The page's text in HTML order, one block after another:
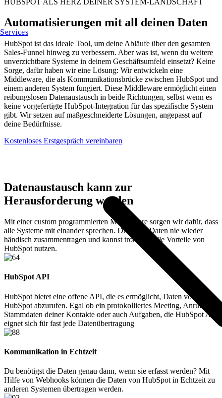
Services
Automatisierungen mit all deinen Daten
HubSpot ist das ideale Tool, um deine Abläufe über den gesamten
Sales-Funnel hinweg zu verbessern. Aber was ist, wenn du weitere
unverzichtbare Systeme in deinem Geschäftsumfeld einsetzt? Keine
Sorge, dafür haben wir eine Lösung: Wir entwickeln eine
Middleware, die als Kommunikationsbrücke zwischen HubSpot und
einem anderen System fungiert. Diese Middleware ermöglicht einen
reibungslosen Datenaustausch in beide Richtungen, selbst wenn es
keine vorgefertigte HubSpot-Integration für das spezifische System
gibt. Wir setzen auf maßgeschneiderte Lösungen, angepasst auf
deine Bedürfnisse.
Kostenloses Erstgespräch vereinbaren
Datenaustausch kann zur
Herausforderung werden
Mit einer custom programmierten Middleware sorgen wir dafür, dass
alle Systeme mit einander sprechen. Du musst Daten nie wieder
händisch zusammentragen und kannst trotzdem alle Vorteile von
HubSpot nutzen.
HubSpot API
HubSpot bietet eine offene API, die es ermöglicht, Daten von
HubSpot abzurufen. Egal ob ein protokolliertes Meeting, Anrufe,
Stammdaten deiner Kontakte oder auch Aufgaben, die HubSpot API
eignet sich für fast jede Datenübertragung
Kommunikation in Echtzeit
Du benötigst die Daten genau dann, wenn sie erfasst werden? Mit
Hilfe von Webhooks können die Daten von HubSpot in Echtzeit zu
anderen Systemen übertragen werden.